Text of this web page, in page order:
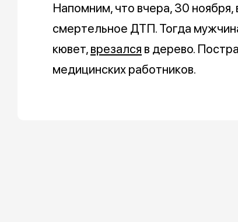
Напомним, что вчера, 30
смертельное ДТП. Тогда
кювет, врезался в дерево.
медицинских работников.